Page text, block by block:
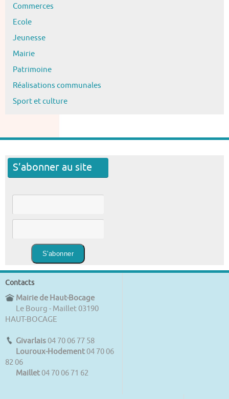
Commerces
Ecole
Jeunesse
Mairie
Patrimoine
Réalisations communales
Sport et culture
S’abonner au site
Contacts
Mairie de Haut-Bocage
Le Bourg - Maillet 03190
HAUT-BOCAGE
Givarlais 04 70 06 77 58
Louroux-Hodement 04 70 06
82 06
Maillet 04 70 06 71 62